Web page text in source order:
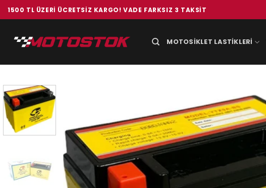
İçeriğe
atla
1500 TL ÜZERI ÜCRETSIZ KARGO! VADE FARKSIZ 3 TAKSIT
MOTOSIKLET LASTIKLERI